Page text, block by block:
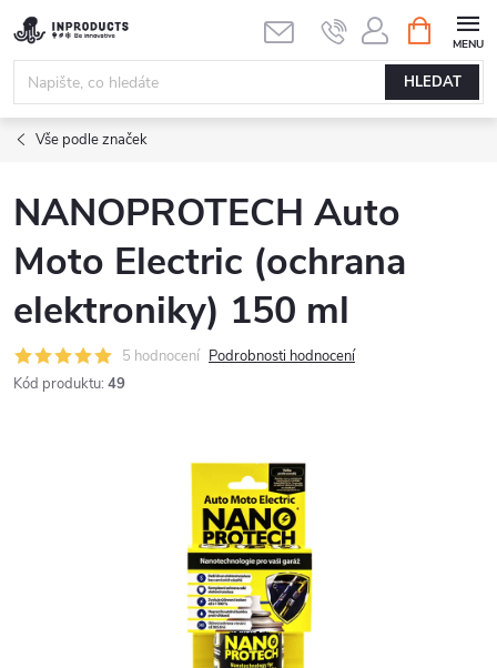
Přejít
na
obsah
HLEDAT
NÁKUPNÍ
KOŠÍK
Vše podle značek
NANOPROTECH Auto
Moto Electric (ochrana
elektroniky) 150 ml
5 hodnocení Podrobnosti hodnocení
Kód produktu: 49